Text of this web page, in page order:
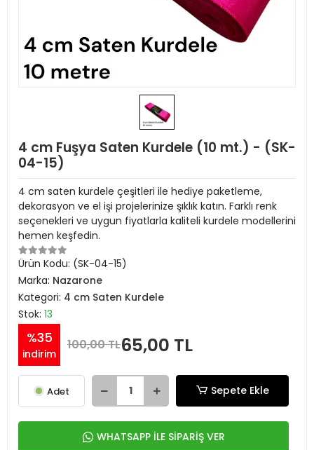
4 cm Fuşya Saten Kurdele (10 mt.) - (SK-
04-15)
4 cm saten kurdele çeşitleri ile hediye paketleme,
dekorasyon ve el işi projelerinize şıklık katın. Farklı renk
seçenekleri ve uygun fiyatlarla kaliteli kurdele modellerini
hemen keşfedin.
Ürün Kodu: (SK-04-15)
Marka: Nazarone
Kategori: 4 cm Saten Kurdele
Stok: 13
%35
indirim
100,00 TL65,00 TL
Adet Sepete Ekle
WHATSAPP İLE SİPARİŞ VER